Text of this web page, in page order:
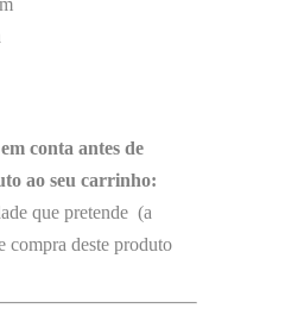
conta antes de
ao seu carrinho:
que pretende (a
compra deste produto